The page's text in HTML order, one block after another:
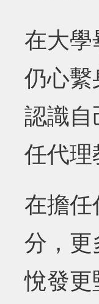
在大學
仍心繫
認識自
任代理
在擔任
分，更
悅發更